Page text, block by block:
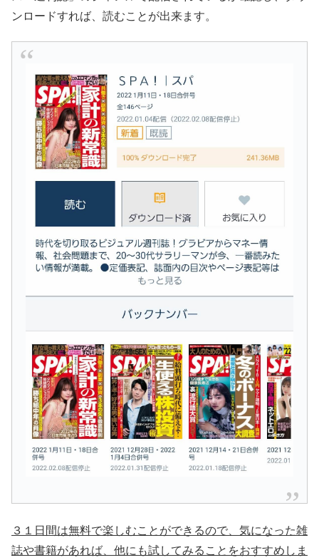
ンロードすれば、読むことが出来ます。
３１日間は無料で楽しむことができるので、気になった雑
誌や書籍があれば、他にも試してみることをおすすめしま